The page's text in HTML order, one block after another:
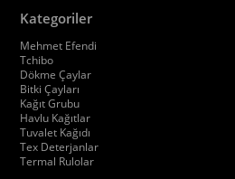
Kategoriler
Mehmet Efendi
Tchibo
Dökme Çaylar
Bitki Çayları
Kağıt Grubu
Havlu Kağıtlar
Tuvalet Kağıdı
Tex Deterjanlar
Termal Rulolar